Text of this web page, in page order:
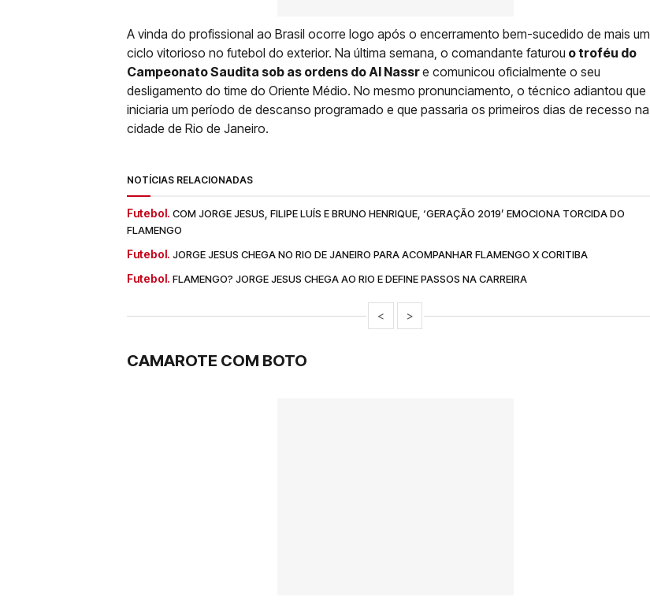
A vinda do profissional ao Brasil ocorre logo após o encerramento bem-sucedido de mais um
ciclo vitorioso no futebol do exterior. Na última semana, o comandante faturou o troféu do
Campeonato Saudita sob as ordens do Al Nassre comunicou oficialmente o seu
desligamento do time do Oriente Médio. No mesmo pronunciamento, o técnico adiantou que
iniciaria um período de descanso programado e que passaria os primeiros dias de recesso na
cidade de Rio de Janeiro.
NOTÍCIAS RELACIONADAS
Futebol. COM JORGE JESUS, FILIPE LUÍS E BRUNO HENRIQUE, ‘GERAÇÃO 2019’ EMOCIONA TORCIDA DO
FLAMENGO
Futebol. JORGE JESUS CHEGA NO RIO DE JANEIRO PARA ACOMPANHAR FLAMENGO X CORITIBA
Futebol. FLAMENGO? JORGE JESUS CHEGA AO RIO E DEFINE PASSOS NA CARREIRA
< >
CAMAROTE COM BOTO